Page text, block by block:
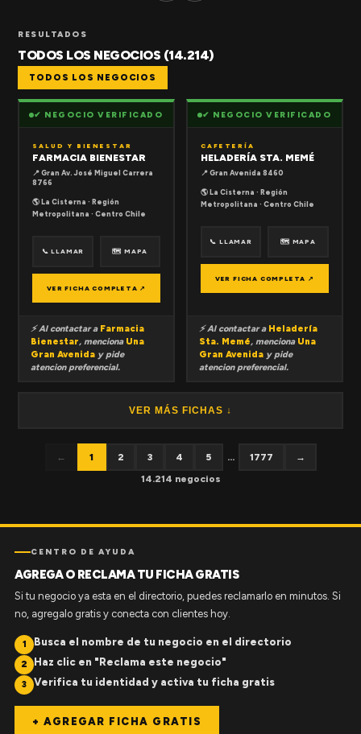
RESULTADOS
TODOS LOS NEGOCIOS (14.214)
TODOS LOS NEGOCIOS
✔ NEGOCIO VERIFICADO
SALUD Y BIENESTAR
FARMACIA BIENESTAR
📍 Gran Av. José Miguel Carrera
8766
🌎 La Cisterna · Región
Metropolitana · Centro Chile
📞 LLAMAR 🗺 MAPA
VER FICHA COMPLETA ↗
⚡ Al contactar a Farmacia
Bienestar, menciona Una
Gran Avenida y pide
atencion preferencial.
✔ NEGOCIO VERIFICADO
CAFETERÍA
HELADERÍA STA. MEMÉ
📍 Gran Avenida 8460
🌎 La Cisterna · Región
Metropolitana · Centro Chile
📞 LLAMAR 🗺 MAPA
VER FICHA COMPLETA ↗
⚡ Al contactar a Heladería
Sta. Memé, menciona Una
Gran Avenida y pide
atencion preferencial.
VER MÁS FICHAS ↓
← 1 2 3 4 5 ... 1777
→
14.214 negocios
CENTRO DE AYUDA
AGREGA O RECLAMA TU FICHA GRATIS
Si tu negocio ya esta en el directorio, puedes reclamarlo en minutos. Si
no, agregalo gratis y conecta con clientes hoy.
1 Busca el nombre de tu negocio en el directorio
2 Haz clic en "Reclama este negocio"
3 Verifica tu identidad y activa tu ficha gratis
+ AGREGAR FICHA GRATIS